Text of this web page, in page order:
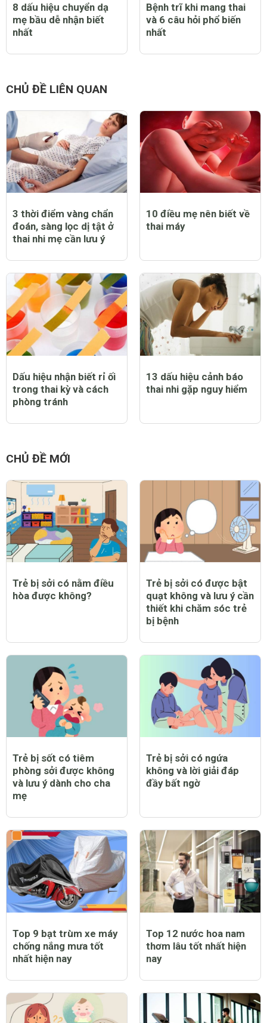
8 dấu hiệu chuyển dạ
mẹ bầu dễ nhận biết
nhất
Bệnh trĩ khi mang thai
và 6 câu hỏi phổ biến
nhất
CHỦ ĐỀ LIÊN QUAN
3 thời điểm vàng chẩn
đoán, sàng lọc dị tật ở
thai nhi mẹ cần lưu ý
10 điều mẹ nên biết về
thai máy
Dấu hiệu nhận biết rỉ ối
trong thai kỳ và cách
phòng tránh
13 dấu hiệu cảnh báo
thai nhi gặp nguy hiểm
CHỦ ĐỀ MỚI
Trẻ bị sởi có nằm điều
hòa được không?
Trẻ bị sởi có được bật
quạt không và lưu ý cần
thiết khi chăm sóc trẻ
bị bệnh
Trẻ bị sốt có tiêm
phòng sởi được không
và lưu ý dành cho cha
mẹ
Trẻ bị sởi có ngứa
không và lời giải đáp
đầy bất ngờ
Top 9 bạt trùm xe máy
chống nắng mưa tốt
nhất hiện nay
Top 12 nước hoa nam
thơm lâu tốt nhất hiện
nay